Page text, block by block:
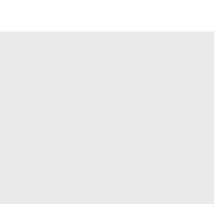
de Saint